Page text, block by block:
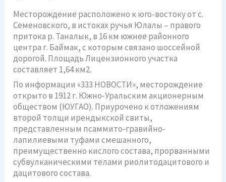
Месторождение расположено к юго-востоку от с.
Семеновского, в истоках ручья Юлалы – правого
притока р. Таналык, в 16 км южнее районного
центра г. Баймак, с которым связано шоссейной
дорогой. Площадь Лицензионного участка
составляет 1,64 км2.
По информации «333 НОВОСТИ», месторождение
открыто в 1912 г. Южно-Уральским акционерным
обществом (ЮУГАО). Приурочено к отложениям
второй толщи ирендыкской свиты,
представленным псаммито-гравийно-
лапилиевыми туфами смешанного,
преимущественно кислого состава, прорванными
субвулканическими телами риолитодацитового и
дацитового состава.